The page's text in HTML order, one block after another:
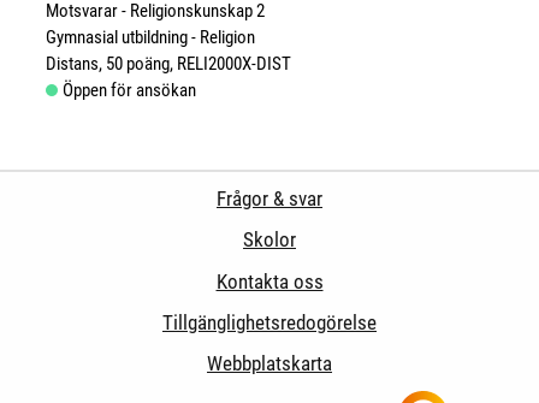
Motsvarar - Religionskunskap 2
Gymnasial utbildning
Religion
Distans 50 poäng RELI2000X-DIST
Öppen för ansökan
Frågor & svar
Skolor
Kontakta oss
Tillgänglighetsredogörelse
Webbplatskarta